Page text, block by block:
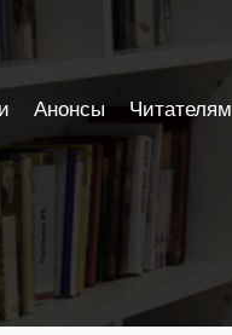
Анонсы Читателям